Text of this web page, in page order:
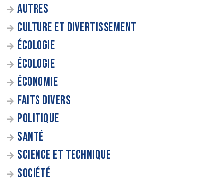
AUTRES
CULTURE ET DIVERTISSEMENT
ÉCOLOGIE
ÉCOLOGIE
ÉCONOMIE
FAITS DIVERS
POLITIQUE
SANTÉ
SCIENCE ET TECHNIQUE
SOCIÉTÉ